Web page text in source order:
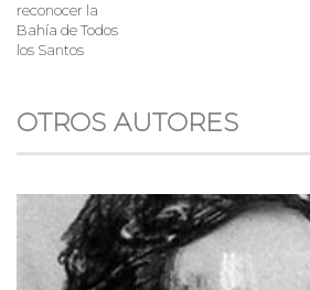
reconocer la
Bahía de Todos
los Santos
OTROS AUTORES